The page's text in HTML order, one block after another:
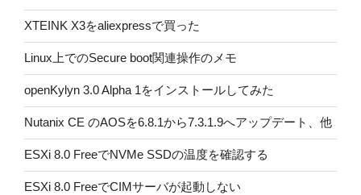
XTEINK X3をaliexpressで買った
Linux上でのSecure boot関連操作のメモ
openKylyn 3.0 Alpha 1をインストールしてみた
Nutanix CE のAOSを6.8.1から7.3.1.9へアップデート、他
ESXi 8.0 FreeでNVMe SSDの温度を確認する
ESXi 8.0 FreeでCIMサーバが起動しない